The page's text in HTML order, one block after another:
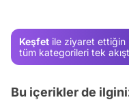
Keşfet ile ziyaret ettiğin
tüm kategorileri tek
Bu içerikler de